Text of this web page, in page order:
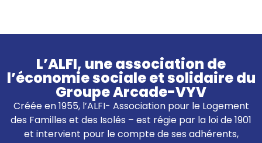
L’ALFI, une association de
l’économie sociale et solidaire du
Groupe Arcade-VYV
Créée en 1955, l’ALFI- Association pour le Logement
des Familles et des Isolés – est régie par la loi de 1901
et intervient pour le compte de ses adhérents,